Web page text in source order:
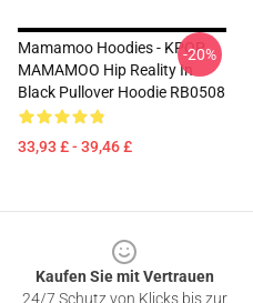
Mamamoo Hoodies - KPOP
MAMAMOO Hip Reality In
Black Pullover Hoodie RB0508
33,93 £ - 39,46 £
-20%
Kaufen Sie mit Vertrauen
24/7 Schutz von Klicks bis zur